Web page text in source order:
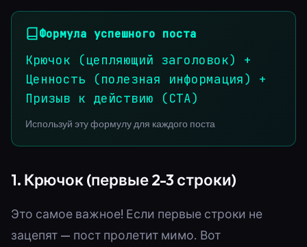
Формула успешного поста
Крючок (цепляющий заголовок) +
Ценность (полезная информация) +
Призыв к действию (CTA)
Используй эту формулу для каждого поста
1. Крючок (первые 2-3 строки)
Это самое важное! Если первые строки не
зацепят — пост пролетит мимо. Вот